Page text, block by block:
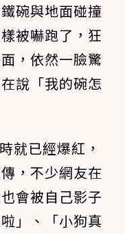
碗與地面碰撞
被嚇跑了，狂
，依然一臉驚
說「我的碗怎
就已經爆紅，
，不少網友在
會被自己影子
」、「小狗真